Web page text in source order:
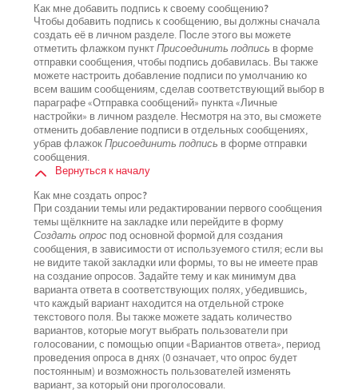
Как мне добавить подпись к своему сообщению?
Чтобы добавить подпись к сообщению, вы должны сначала
создать её в личном разделе. После этого вы можете
отметить флажком пунктПрисоединить подпись в форме
отправки сообщения, чтобы подпись добавилась. Вы также
можете настроить добавление подписи по умолчанию ко
всем вашим сообщениям, сделав соответствующий выбор в
параграфе «Отправка сообщений» пункта «Личные
настройки» в личном разделе. Несмотря на это, вы сможете
отменить добавление подписи в отдельных сообщениях,
убрав флажокПрисоединить подпись в форме отправки
сообщения.
Вернуться к началу
Как мне создать опрос?
При создании темы или редактировании первого сообщения
темы щёлкните на закладке или перейдите в форму
Создать опроспод основной формой для создания
сообщения, в зависимости от используемого стиля; если вы
не видите такой закладки или формы, то вы не имеете прав
на создание опросов. Задайте тему и как минимум два
варианта ответа в соответствующих полях, убедившись,
что каждый вариант находится на отдельной строке
текстового поля. Вы также можете задать количество
вариантов, которые могут выбрать пользователи при
голосовании, с помощью опции «Вариантов ответа», период
проведения опроса в днях (0 означает, что опрос будет
постоянным) и возможность пользователей изменять
вариант, за который они проголосовали.